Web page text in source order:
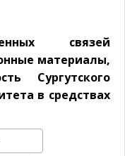
связей
материалы,
Сургутского
в средствах